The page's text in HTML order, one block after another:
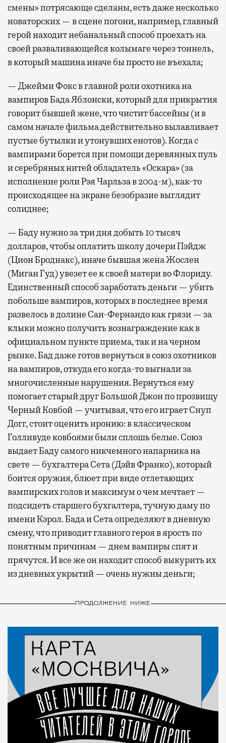
смены» потрясающе сделаны, есть даже несколько
новаторских — в сцене погони, например, главный
герой находит небанальный способ проехать на
своей разваливающейся колымаге через тоннель,
в который машина иначе бы просто не въехала;
— Джейми Фокс в главной роли охотника на
вампиров Бада Яблонски, который для прикрытия
говорит бывшей жене, что чистит бассейны (и в
самом начале фильма действительно вылавливает
пустые бутылки и утонувших енотов). Когда с
вампирами борется при помощи деревянных пуль
и серебряных нитей обладатель «Оскара» (за
исполнение роли Рэя Чарльза в 2004-м), как-то
происходящее на экране безобразие выглядит
солиднее;
— Баду нужно за три дня добыть 10 тысяч
долларов, чтобы оплатить школу дочери Пэйдж
(Цион Броднакс), иначе бывшая жена Жослен
(Миган Гуд) увезет ее к своей матери во Флориду.
Единственный способ заработать деньги — убить
побольше вампиров, которых в последнее время
развелось в долине Сан-Фернандо как грязи — за
клыки можно получить вознаграждение как в
официальном пункте приема, так и на черном
рынке. Бад даже готов вернуться в союз охотников
на вампиров, откуда его когда-то выгнали за
многочисленные нарушения. Вернуться ему
помогает старый друг Большой Джон по прозвищу
Черный Ковбой — учитывая, что его играет Снуп
Догг, стоит оценить иронию: в классическом
Голливуде ковбоями были сплошь белые. Союз
выдает Баду самого никчемного напарника на
свете — бухгалтера Сета (Дэйв Франко), который
боится оружия, блюет при виде отлетающих
вампирских голов и максимум о чем мечтает —
подсидеть старшего бухгалтера, тучную даму по
имени Кэрол. Бада и Сета определяют в дневную
смену, что приводит главного героя в ярость по
понятным причинам — днем вампиры спят и
прячутся. И все же он находит способ выкурить их
из дневных укрытий — очень нужны деньги;
ПРОДОЛЖЕНИЕ НИЖЕ